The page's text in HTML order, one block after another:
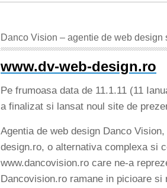
Danco Vision – agentie de web design
www.dv-web-design.ro
Pe frumoasa data de 11.1.11 (11
a finalizat si lansat noul site de
Agentia de web design Danco
design.ro, o alternativa complexa si
www.dancovision.ro care ne-a
Dancovision.ro ramane in picioare